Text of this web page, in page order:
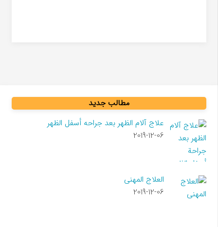
مطالب جدید
علاج آلام الظهر بعد جراحه أسفل الظهر
2019-12-06
العلاج المهنی
2019-12-06